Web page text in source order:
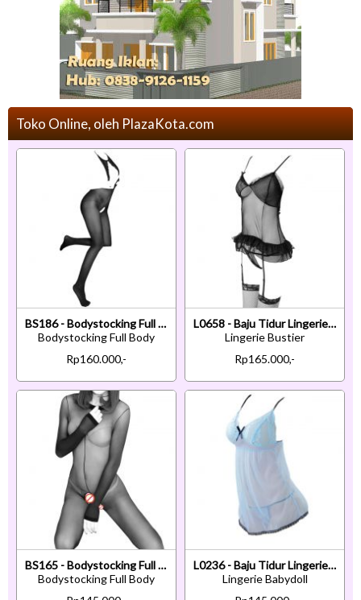
Toko Online, oleh PlazaKota.com
BS186 - Bodystocking Full Body Halterneck Hitam Transparan Crotchless
Bodystocking Full Body
Rp160.000,-
L0658 - Baju Tidur Lingerie Bustier Corset Dress Hitam Transparan Crotchless Garter Strap Stocking
Lingerie Bustier
Rp165.000,-
BS165 - Bodystocking Full Body Hitam Transparan Lengan Panjang Crotchless
Bodystocking Full Body
L0236 - Baju Tidur Lingerie Babydoll Mini Dress Biru Transparan
Lingerie Babydoll